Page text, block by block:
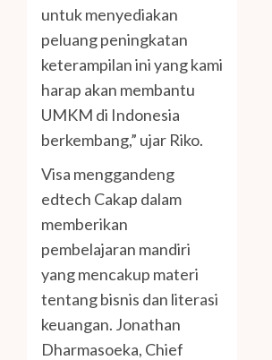
untuk menyediakan
peluang peningkatan
keterampilan ini yang kami
harap akan membantu
UMKM di Indonesia
berkembang,” ujar Riko.
Visa menggandeng
edtech Cakap dalam
memberikan
pembelajaran mandiri
yang mencakup materi
tentang bisnis dan literasi
keuangan. Jonathan
Dharmasoeka, Chief